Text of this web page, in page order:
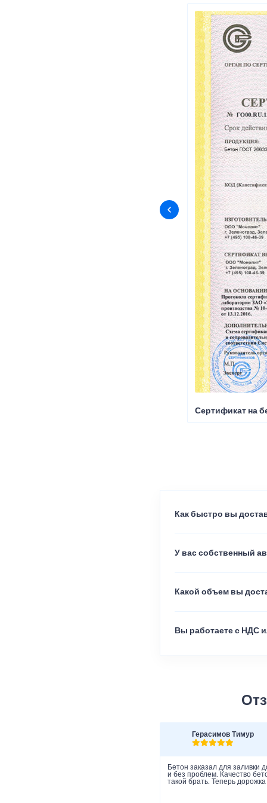
Сертификат на
Как быстро вы
У вас собственный
Какой объем вы
Вы работаете с НДС
Герасимов Тимур
Бетон заказал для заливки
и без проблем. Качество
такой брать. Теперь